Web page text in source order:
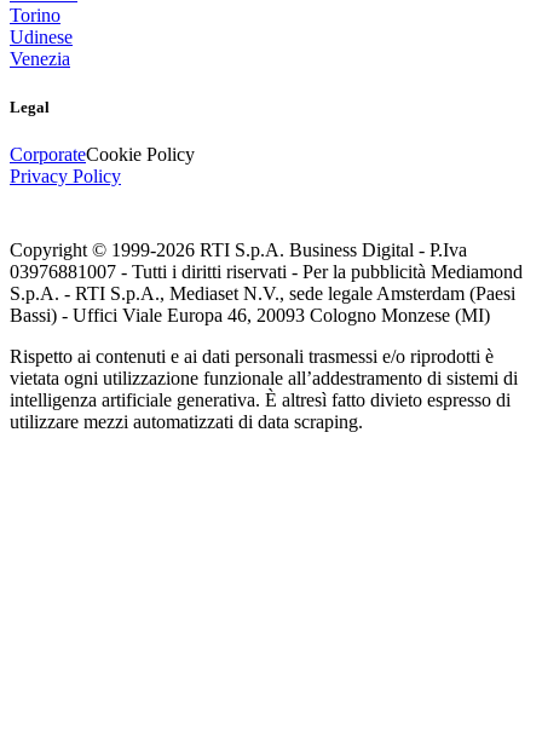
Torino
Udinese
Venezia
Legal
CorporateCookie Policy
Privacy Policy
Copyright © 1999-2026 RTI S.p.A. Business Digital - P.Iva
03976881007 - Tutti i diritti riservati - Per la pubblicità Mediamond
S.p.A. - RTI S.p.A., Mediaset N.V., sede legale Amsterdam (Paesi
Bassi) - Uffici Viale Europa 46, 20093 Cologno Monzese (MI)
Rispetto ai contenuti e ai dati personali trasmessi e/o riprodotti è
vietata ogni utilizzazione funzionale all’addestramento di sistemi di
intelligenza artificiale generativa. È altresì fatto divieto espresso di
utilizzare mezzi automatizzati di data scraping.